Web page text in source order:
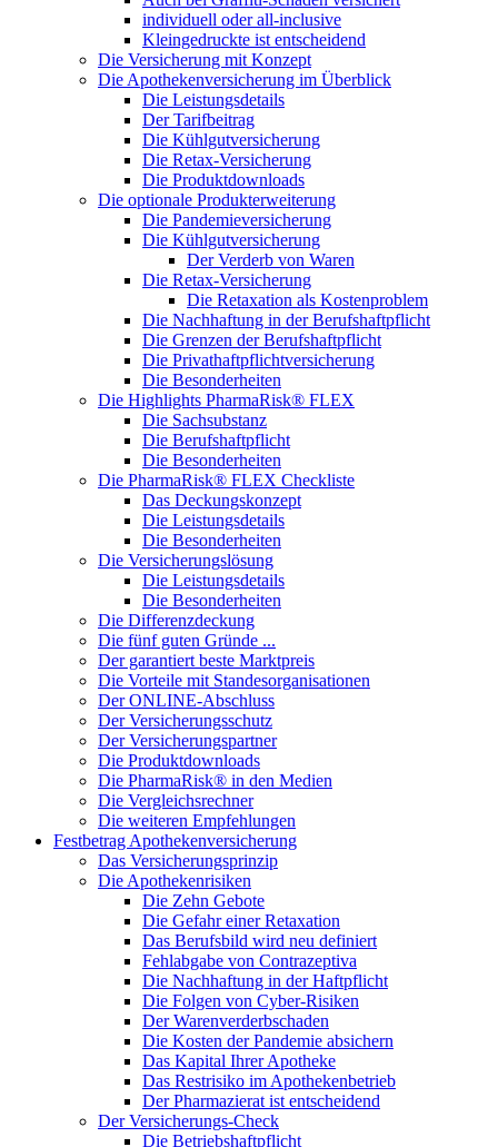
individuell oder all-inclusive
Kleingedruckte ist entscheidend
Die Versicherung mit Konzept
Die Apothekenversicherung im Überblick
Die Leistungsdetails
Der Tarifbeitrag
Die Kühlgutversicherung
Die Retax-Versicherung
Die Produktdownloads
Die optionale Produkterweiterung
Die Pandemieversicherung
Die Kühlgutversicherung
Der Verderb von Waren
Die Retax-Versicherung
Die Retaxation als Kostenproblem
Die Nachhaftung in der Berufshaftpflicht
Die Grenzen der Berufshaftpflicht
Die Privathaftpflichtversicherung
Die Besonderheiten
Die Highlights PharmaRisk® FLEX
Die Sachsubstanz
Die Berufshaftpflicht
Die Besonderheiten
Die PharmaRisk® FLEX Checkliste
Das Deckungskonzept
Die Leistungsdetails
Die Besonderheiten
Die Versicherungslösung
Die Leistungsdetails
Die Besonderheiten
Die Differenzdeckung
Die fünf guten Gründe ...
Der garantiert beste Marktpreis
Die Vorteile mit Standesorganisationen
Der ONLINE-Abschluss
Der Versicherungsschutz
Der Versicherungspartner
Die Produktdownloads
Die PharmaRisk® in den Medien
Die Vergleichsrechner
Die weiteren Empfehlungen
Festbetrag Apothekenversicherung
Das Versicherungsprinzip
Die Apothekenrisiken
Die Zehn Gebote
Die Gefahr einer Retaxation
Das Berufsbild wird neu definiert
Fehlabgabe von Contrazeptiva
Die Nachhaftung in der Haftpflicht
Die Folgen von Cyber-Risiken
Der Warenverderbschaden
Die Kosten der Pandemie absichern
Das Kapital Ihrer Apotheke
Das Restrisiko im Apothekenbetrieb
Der Pharmazierat ist entscheidend
Der Versicherungs-Check
Die Betriebshaftpflicht